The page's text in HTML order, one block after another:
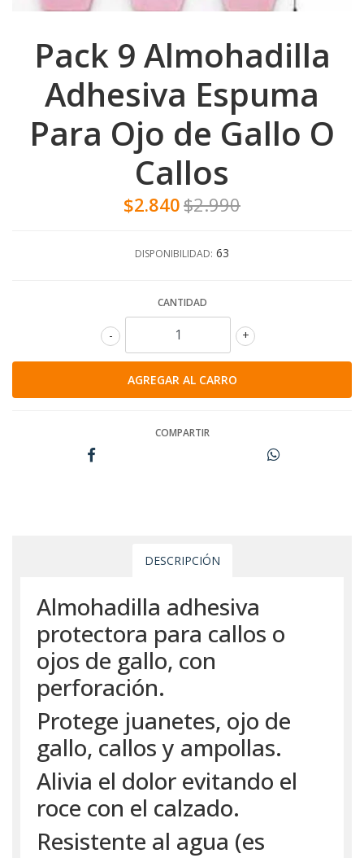
Pack 9 Almohadilla
Adhesiva Espuma
Para Ojo de Gallo O
Callos
$2.840$2.990
DISPONIBILIDAD: 63
CANTIDAD
+
-
COMPARTIR
DESCRIPCIÓN
Almohadilla adhesiva
protectora para callos o
ojos de gallo, con
perforación.
Protege juanetes, ojo de
gallo, callos y ampollas.
Alivia el dolor evitando el
roce con el calzado.
Resistente al agua (es